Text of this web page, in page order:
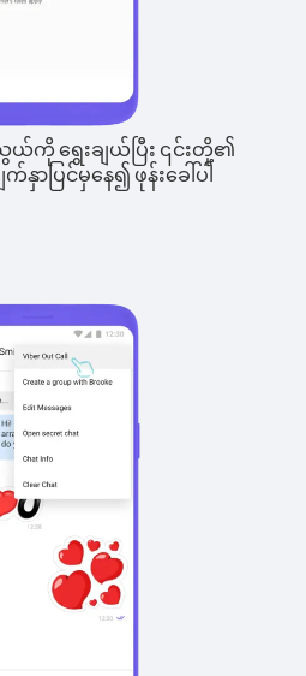
ကို ရွေးချယ်ပြီး ၎င်းတို့၏
ပြင်မှနေ၍ ဖုန်းခေါ်ပါ